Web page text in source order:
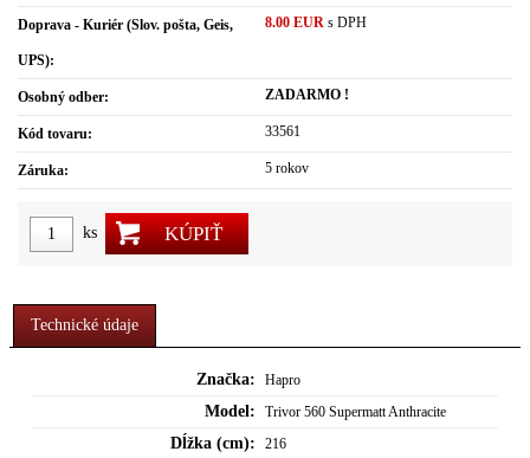
Doprava - Kuriér (Slov. pošta, Geis,
UPS):
8.00 EUR s DPH
Osobný odber: ZADARMO !
Kód tovaru: 33561
Záruka: 5 rokov
ks KÚPIŤ
Technické údaje
Značka: Hapro
Model: Trivor 560 Supermatt Anthracite
Dĺžka (cm): 216